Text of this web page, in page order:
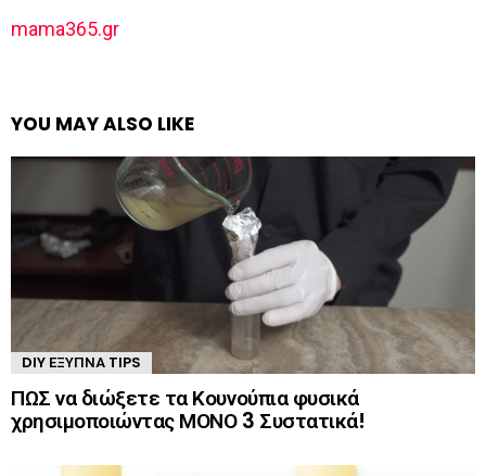
mama365.gr
YOU MAY ALSO LIKE
DIY ΈΞΥΠΝΑ TIPS
ΠΩΣ να διώξετε τα Κουνούπια φυσικά
χρησιμοποιώντας ΜΟΝΟ 3 Συστατικά!